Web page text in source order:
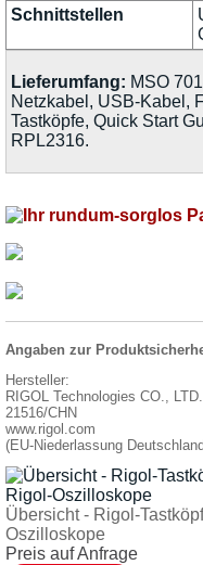
Schnittstellen
Lieferumfang: MSO
Netzkabel, USB-Kabel,
Tastköpfe, Quick Start
RPL2316.
Angaben zur
Hersteller:
RIGOL Technologies CO.,
21516/CHN
www.rigol.com
(EU-Niederlassung
Übersicht - Rigol-
Oszilloskope
Preis auf Anfrage